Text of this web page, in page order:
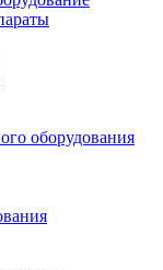
оборудования